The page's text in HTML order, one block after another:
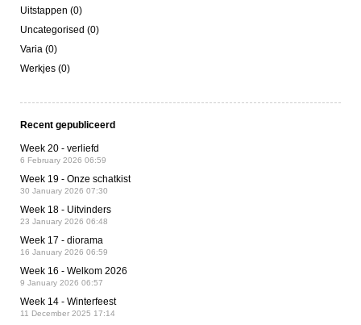
Uitstappen (0)
Uncategorised (0)
Varia (0)
Werkjes (0)
Recent gepubliceerd
Week 20 - verliefd
6 February 2026 06:59
Week 19 - Onze schatkist
30 January 2026 07:30
Week 18 - Uitvinders
23 January 2026 06:48
Week 17 - diorama
16 January 2026 06:59
Week 16 - Welkom 2026
9 January 2026 06:57
Week 14 - Winterfeest
11 December 2025 17:14